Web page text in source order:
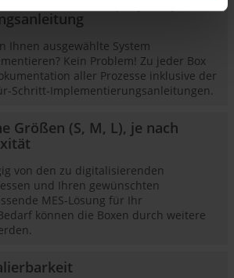
Ihnen ausgewählte System
Kein Problem! Zu jeder Box
aller Prozesse inklusive der
Schritt-Implementierungsanleitungen.
Größen (S, M, L), je nach
von den zu digitalisierenden
und Ihren gewünschten
MES-Lösung für Ihr
können die Boxen durch weitere